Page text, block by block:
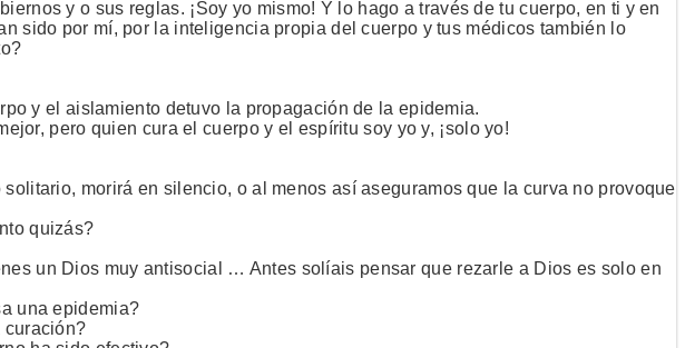
y o sus reglas. ¡Soy yo mismo! Y lo hago a través de tu cuerpo, en ti y en
sido por mí, por la inteligencia propia del cuerpo y tus médicos también lo
y el aislamiento detuvo la propagación de la epidemia.
pero quien cura el cuerpo y el espíritu soy yo y, ¡solo yo!
morirá en silencio, o al menos así aseguramos que la curva no provoque
quizás?
un Dios muy antisocial … Antes solíais pensar que rezarle a Dios es solo en
una epidemia?
curación?